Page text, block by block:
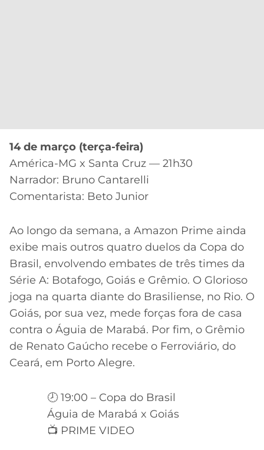
14 de março (terça-feira)
América-MG x Santa Cruz — 21h30
Narrador: Bruno Cantarelli
Comentarista: Beto Junior
Ao longo da semana, a Amazon Prime ainda
exibe mais outros quatro duelos da Copa do
Brasil, envolvendo embates de três times da
Série A: Botafogo, Goiás e Grêmio. O Glorioso
joga na quarta diante do Brasiliense, no Rio. O
Goiás, por sua vez, mede forças fora de casa
contra o Águia de Marabá. Por fim, o Grêmio
de Renato Gaúcho recebe o Ferroviário, do
Ceará, em Porto Alegre.
🕗 19:00 – Copa do Brasil
Águia de Marabá x Goiás
📺 PRIME VIDEO